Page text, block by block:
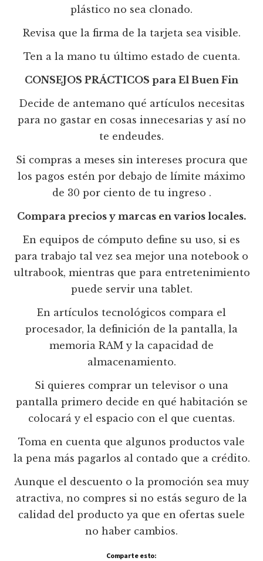
plástico no sea clonado.
Revisa que la firma de la tarjeta sea visible.
Ten a la mano tu último estado de cuenta.
CONSEJOS PRÁCTICOS para El Buen Fin
Decide de antemano qué artículos necesitas
para no gastar en cosas innecesarias y así no
te endeudes.
Si compras a meses sin intereses procura que
los pagos estén por debajo de límite máximo
de 30 por ciento de tu ingreso .
Compara precios y marcas en varios locales.
En equipos de cómputo define su uso, si es
para trabajo tal vez sea mejor una notebook o
ultrabook, mientras que para entretenimiento
puede servir una tablet.
En artículos tecnológicos compara el
procesador, la definición de la pantalla, la
memoria RAM y la capacidad de
almacenamiento.
Si quieres comprar un televisor o una
pantalla primero decide en qué habitación se
colocará y el espacio con el que cuentas.
Toma en cuenta que algunos productos vale
la pena más pagarlos al contado que a crédito.
Aunque el descuento o la promoción sea muy
atractiva, no compres si no estás seguro de la
calidad del producto ya que en ofertas suele
no haber cambios.
Comparte esto: